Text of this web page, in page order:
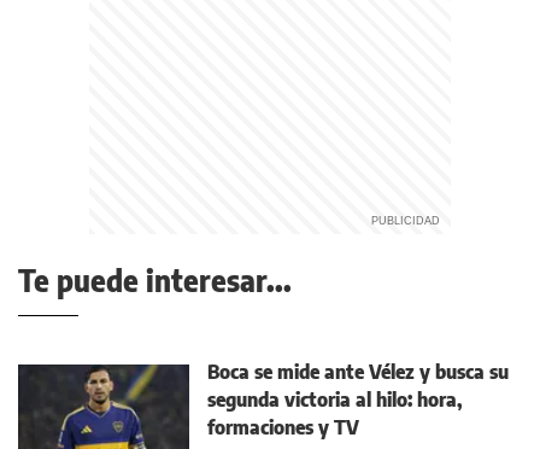
Te puede interesar...
Boca se mide ante Vélez y busca su
segunda victoria al hilo: hora,
formaciones y TV